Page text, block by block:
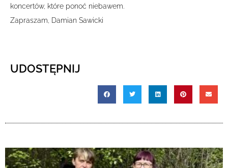
koncertów, które ponoć niebawem.
Zapraszam, Damian Sawicki
UDOSTĘPNIJ